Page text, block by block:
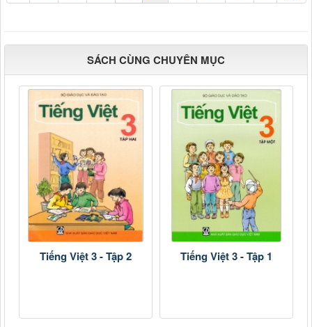
SÁCH CÙNG CHUYÊN MỤC
Tiếng Việt 3 - Tập 2 Tiếng Việt 3 - Tập 1